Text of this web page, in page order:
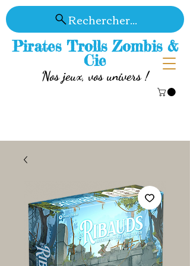
Pirates Trolls Zombis &
Cie
Nos jeux, vos univers !
Rechercher...